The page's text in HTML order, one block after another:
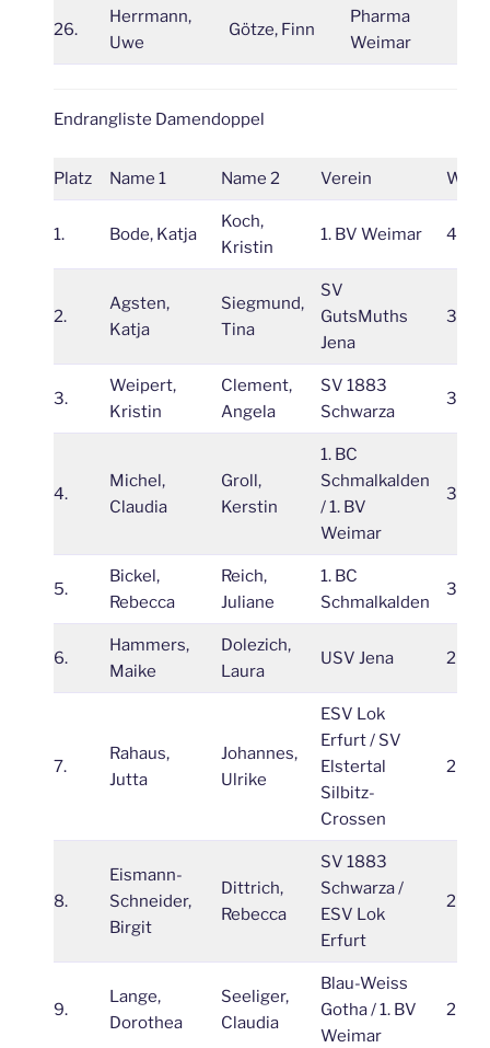
26.
Herrmann,
Uwe
Götze, Finn
Pharma
Weimar
Endrangliste Damendoppel
Platz Name 1 Name 2 Verein
1. Bode, Katja
Koch,
Kristin
1. BV Weimar 4
2.
Agsten,
Katja
Siegmund,
Tina
SV
GutsMuths
Jena
3
3.
Weipert,
Kristin
Clement,
Angela
SV 1883
Schwarza
3
4.
Michel,
Claudia
Groll,
Kerstin
1. BC
Schmalkalden
/ 1. BV
Weimar
3
5.
Bickel,
Rebecca
Reich,
Juliane
1. BC
Schmalkalden
3
6.
Hammers,
Maike
Dolezich,
Laura
USV Jena 2
7.
Rahaus,
Jutta
Johannes,
Ulrike
ESV Lok
Erfurt / SV
Elstertal
Silbitz-
Crossen
2
8.
Eismann-
Schneider,
Birgit
Dittrich,
Rebecca
SV 1883
Schwarza /
ESV Lok
Erfurt
2
9.
Lange,
Dorothea
Seeliger,
Claudia
Blau-Weiss
Gotha / 1. BV
Weimar
2